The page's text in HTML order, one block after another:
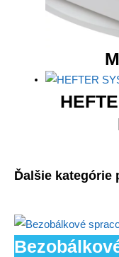
Ďalšie kategórie